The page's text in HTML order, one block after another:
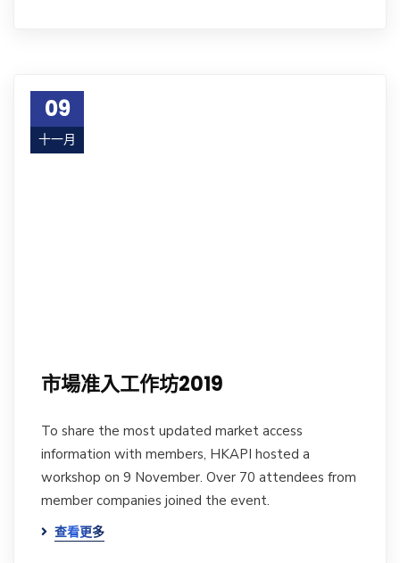
09
十一月
市場准入工作坊2019
To share the most updated market access
information with members, HKAPI hosted a
workshop on 9 November. Over 70 attendees from
member companies joined the event.
查看更多